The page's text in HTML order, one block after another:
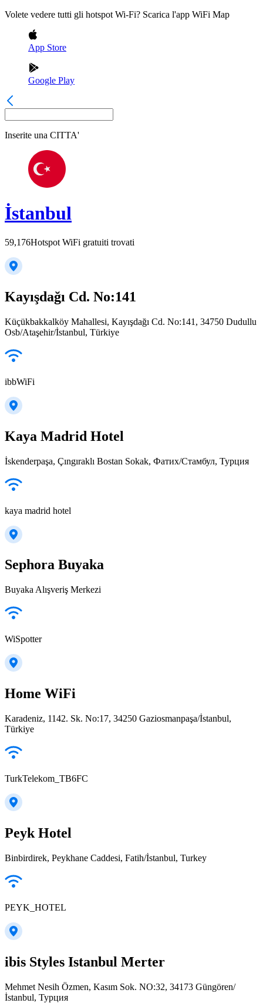
Volete vedere tutti gli hotspot Wi-Fi? Scarica l'app WiFi Map
App Store
Google Play
Inserite una CITTA'
İstanbul
59,176Hotspot WiFi gratuiti trovati
Kayışdağı Cd. No:141
Küçükbakkalköy Mahallesi, Kayışdağı Cd. No:141, 34750 Dudullu
Osb/Ataşehir/İstanbul, Türkiye
ibbWiFi
Kaya Madrid Hotel
İskenderpaşa, Çıngıraklı Bostan Sokak, Фатих/Стамбул, Турция
kaya madrid hotel
Sephora Buyaka
Buyaka Alışveriş Merkezi
WiSpotter
Home WiFi
Karadeniz, 1142. Sk. No:17, 34250 Gaziosmanpaşa/İstanbul,
Türkiye
TurkTelekom_TB6FC
Peyk Hotel
Binbirdirek, Peykhane Caddesi, Fatih/İstanbul, Turkey
PEYK_HOTEL
ibis Styles Istanbul Merter
Mehmet Nesih Özmen, Kasım Sok. NO:32, 34173 Güngören/
İstanbul, Турция